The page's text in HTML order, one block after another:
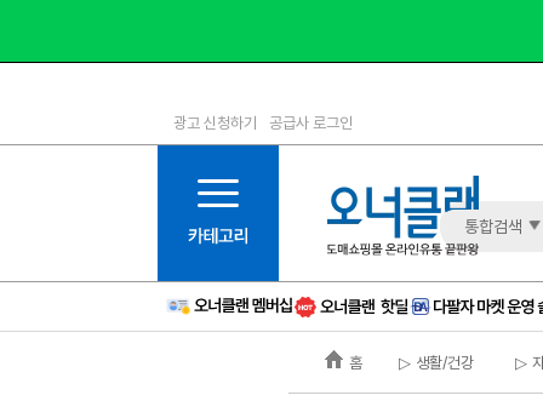
1등급
6등급
11등급
12등급
15등급
16등급
광고 신청하기 공급사 로그인
통합검색
홈 ▷ 생활/건강 ▷